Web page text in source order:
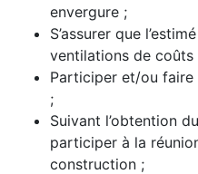
envergure ;
S’assurer que
ventilations de
Participer et/ou faire
;
Suivant l’obtention
participer à la
construction ;